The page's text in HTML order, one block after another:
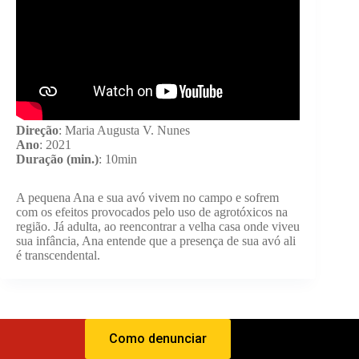
Direção: Maria Augusta V. Nunes
Ano: 2021
Duração (min.): 10min
A pequena Ana e sua avó vivem no campo e sofrem
com os efeitos provocados pelo uso de agrotóxicos na
região. Já adulta, ao reencontrar a velha casa onde viveu
sua infância, Ana entende que a presença de sua avó ali
é transcendental.
Como denunciar